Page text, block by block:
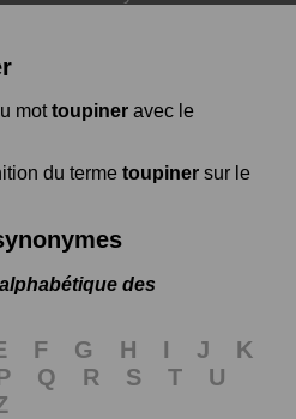
mottoupiner avec le
du terme toupiner sur le
des
F G H I J
K
Q R S T
U